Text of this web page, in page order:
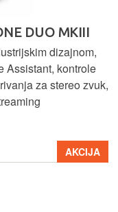
DUO MKIII
dizajnom,
Assistant, kontrole
za stereo zvuk,
AKCIJA